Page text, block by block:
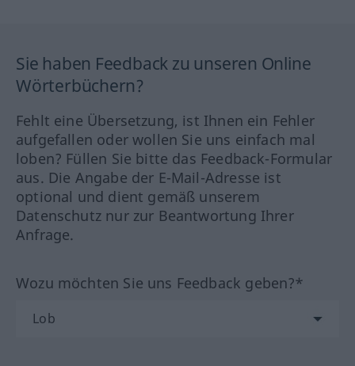
Sie haben Feedback zu unseren Online
Wörterbüchern?
Fehlt eine Übersetzung, ist Ihnen ein Fehler
aufgefallen oder wollen Sie uns einfach mal
loben? Füllen Sie bitte das Feedback-Formular
aus. Die Angabe der E-Mail-Adresse ist
optional und dient gemäß unserem
Datenschutz nur zur Beantwortung Ihrer
Anfrage.
Wozu möchten Sie uns Feedback geben?*